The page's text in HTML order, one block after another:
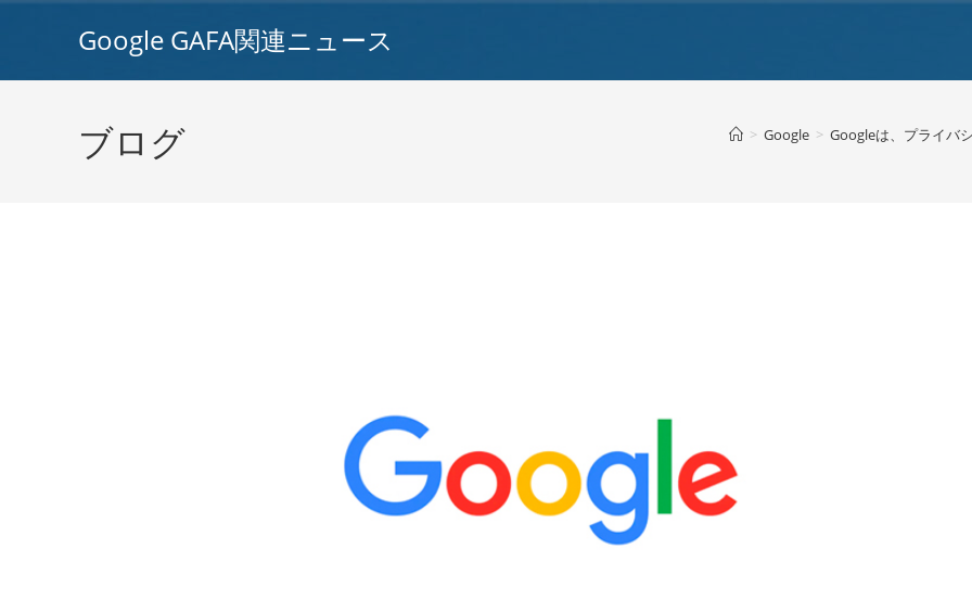
Google GAFA関連ニュース
ブログ > Google > Googleは、プライバ